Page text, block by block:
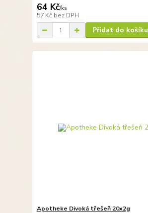
64 Kč/ks
57 Kč bez DPH
Přidat do košíku
Apotheke Divoká třešeň 20x2g